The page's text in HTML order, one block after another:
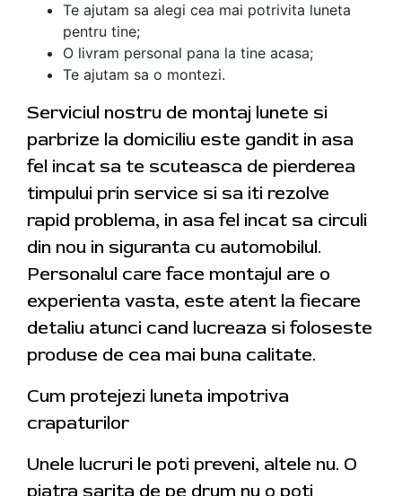
Te ajutam sa alegi cea mai potrivita luneta
pentru tine;
O livram personal pana la tine acasa;
Te ajutam sa o montezi.
Serviciul nostru de montaj lunete si
parbrize la domiciliu este gandit in asa
fel incat sa te scuteasca de pierderea
timpului prin service si sa iti rezolve
rapid problema, in asa fel incat sa circuli
din nou in siguranta cu automobilul.
Personalul care face montajul are o
experienta vasta, este atent la fiecare
detaliu atunci cand lucreaza si foloseste
produse de cea mai buna calitate.
Cum protejezi luneta impotriva
crapaturilor
Unele lucruri le poti preveni, altele nu. O
piatra sarita de pe drum nu o poti